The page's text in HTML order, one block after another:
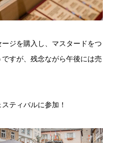
ジを購入し、マスタードをつ
すが、残念ながら午後には売
ティバルに参加！